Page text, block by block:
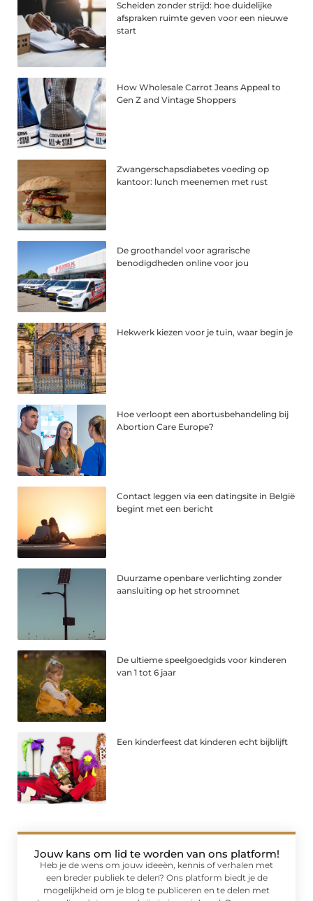
Scheiden zonder strijd: hoe duidelijke
afspraken ruimte geven voor een nieuwe
start
How Wholesale Carrot Jeans Appeal to
Gen Z and Vintage Shoppers
Zwangerschapsdiabetes voeding op
kantoor: lunch meenemen met rust
De groothandel voor agrarische
benodigdheden online voor jou
Hekwerk kiezen voor je tuin, waar begin je
Hoe verloopt een abortusbehandeling bij
Abortion Care Europe?
Contact leggen via een datingsite in België
begint met een bericht
Duurzame openbare verlichting zonder
aansluiting op het stroomnet
De ultieme speelgoedgids voor kinderen
van 1 tot 6 jaar
Een kinderfeest dat kinderen echt bijblijft
Jouw kans om lid te worden van ons platform!
Heb je de wens om jouw ideeën, kennis of verhalen met
een breder publiek te delen? Ons platform biedt je de
mogelijkheid om je blog te publiceren en te delen met